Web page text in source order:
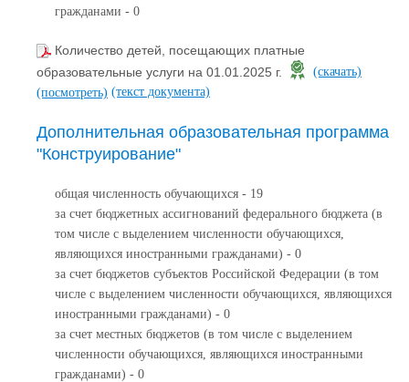
гражданами - 0
Количество детей, посещающих платные
образовательные услуги на 01.01.2025 г.
(скачать)
(посмотреть) (текст документа)
Дополнительная образовательная программа
"Конструирование"
общая численность обучающихся - 19
за счет бюджетных ассигнований федерального бюджета (в
том числе с выделением численности обучающихся,
являющихся иностранными гражданами) - 0
за счет бюджетов субъектов Российской Федерации (в том
числе с выделением численности обучающихся, являющихся
иностранными гражданами) - 0
за счет местных бюджетов (в том числе с выделением
численности обучающихся, являющихся иностранными
гражданами) - 0